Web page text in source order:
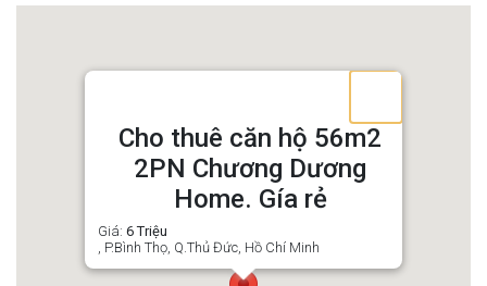
Cho thuê căn hộ 56m2
2PN Chương Dương
Home. Gía rẻ
Giá: 6Triệu
, P.Bình Thọ, Q.Thủ Đức, Hồ Chí Minh